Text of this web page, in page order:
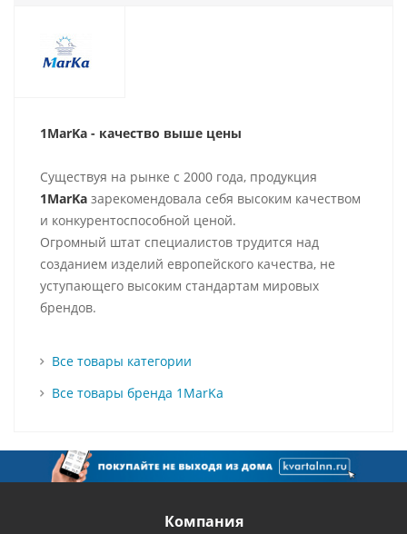
1MarKa - качество выше цены
Существуя на рынке с 2000 года, продукция
1MarKa зарекомендовала себя высоким качеством
и конкурентоспособной ценой.
Огромный штат специалистов трудится над
созданием изделий европейского качества, не
уступающего высоким стандартам мировых
брендов.
Все товары категории
Все товары бренда 1MarKa
Компания